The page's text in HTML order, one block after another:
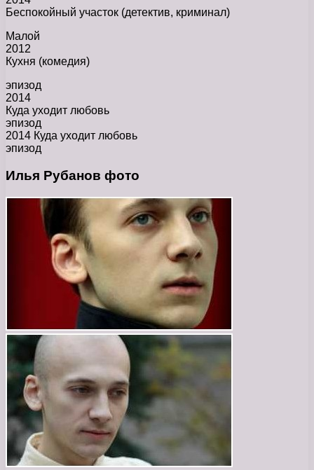
Беспокойный участок (детектив, криминал)
Малой
2012
Кухня (комедия)
эпизод
2014
Куда уходит любовь
эпизод
2014 Куда уходит любовь
эпизод
Илья Рубанов фото